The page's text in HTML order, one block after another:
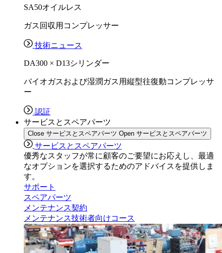
SA50オイルレス
ガス回収用コンプレッサー
技術ニュース
DA300 × D13シリンダー
バイオガスおよび湿潤ガス用縦型往復動コンプレッサ
ー
認証
サービスとスペアパーツ
Close サービスとスペアパーツ Open サービスとスペアパーツ
サービスとスペアパーツ
優秀なスタッフが常に顧客のご要望にお応えし、最適
なオプションを選択するためのアドバイスを提供しま
す。
サポート
スペアパーツ
メンテナンス契約
メンテナンス技術者向けコース